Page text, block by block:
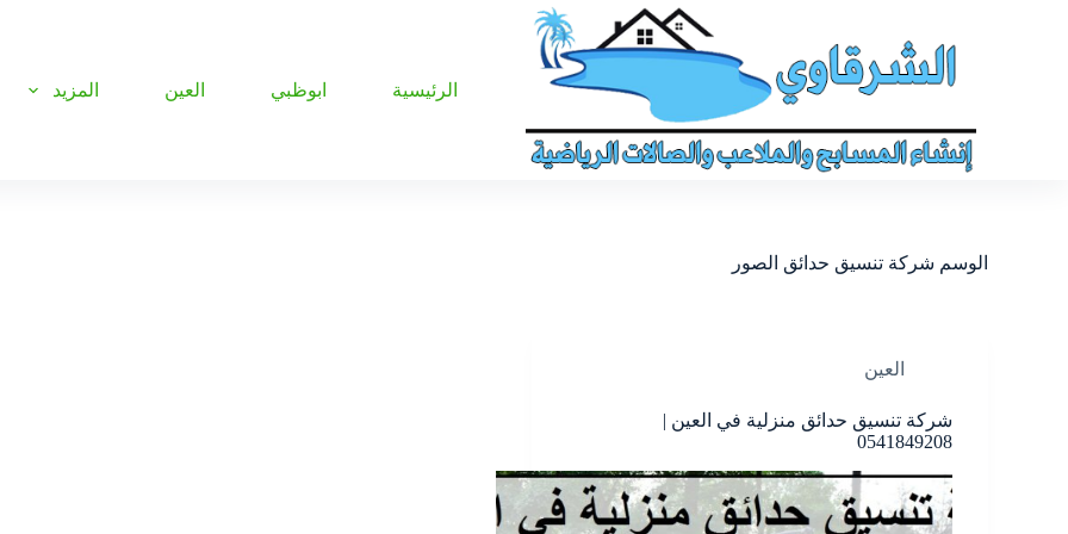
الرئيسية ابوظبي العين المزيد
الوسم شركة تنسيق حدائق الصور
العين
شركة تنسيق حدائق منزلية في العين |
0541849208